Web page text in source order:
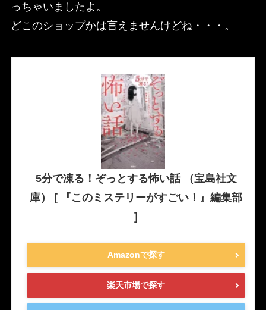
っちゃいましたよ。
どこのショップかは言えませんけどね・・・。
5分で凍る！ぞっとする怖い話 （宝島社文
庫） [ 『このミステリーがすごい！』編集部
]
Amazonで探す
楽天市場で探す